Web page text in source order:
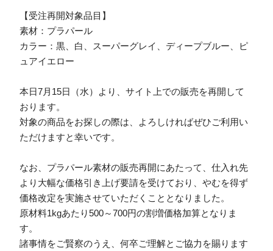
【受注再開対象品目】
素材：プラパール
カラー：黒、白、スーパーグレイ、ディープブルー、ピ
ュアイエロー
本日7月15日（水）より、サイト上での販売を再開して
おります。
対象の商品をお探しの際は、よろしければぜひご利用い
ただけますと幸いです。
なお、プラパール素材の販売再開にあたって、仕入れ先
より大幅な価格引き上げ要請を受けており、やむを得ず
価格改定を実施させていただくこととなりました。
原材料1kgあたり500～700円の割増価格加算となりま
す。
諸事情をご賢察のうえ、何卒ご理解とご協力を賜ります